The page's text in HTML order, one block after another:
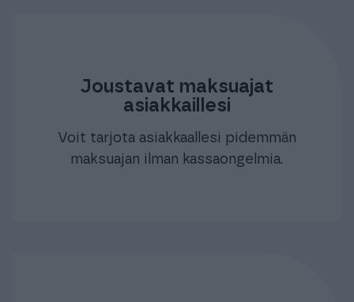
Joustavat maksuajat
asiakkaillesi
Voit tarjota asiakkaallesi pidemmän
maksuajan ilman kassaongelmia.